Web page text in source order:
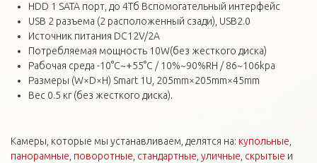
HDD 1 SATA порт, до 4Tб Вспомогательный интерфейс
USB 2 разъема (2 расположенный сзади), USB2.0
Источник питания DC12V/2A
Потребляемая мощность 10W(без жесткого диска)
Рабочая среда -10°C~+55°C / 10%~90%RH / 86~106kpa
Размеры (W×D×H) Smart 1U, 205mm×205mm×45mm
Вес 0.5 кг (без жесткого диска).
Камеры, которые мы устанавливаем, делятся на: купольные
панорамные поворотные стандартные уличные скрытые и